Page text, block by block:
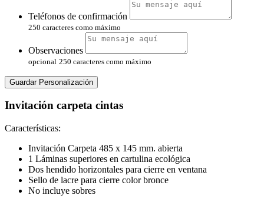
Teléfonos de confirmación
250 caracteres como máximo
Observaciones
opcional 250 caracteres como máximo
Guardar Personalización
Invitación carpeta cintas
Características:
Invitación Carpeta 485 x 145 mm. abierta
1 Láminas superiores en cartulina ecológica
Dos hendido horizontales para cierre en ventana
Sello de lacre para cierre color bronce
No incluye sobres